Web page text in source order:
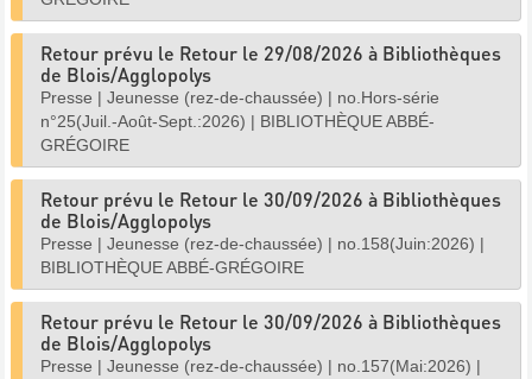
Retour prévu le Retour le 29/08/2026 à Bibliothèques
de Blois/Agglopolys
Presse | Jeunesse (rez-de-chaussée) | no.Hors-série
n°25(Juil.-Août-Sept.:2026) | BIBLIOTHÈQUE ABBÉ-
GRÉGOIRE
Retour prévu le Retour le 30/09/2026 à Bibliothèques
de Blois/Agglopolys
Presse | Jeunesse (rez-de-chaussée) | no.158(Juin:2026) |
BIBLIOTHÈQUE ABBÉ-GRÉGOIRE
Retour prévu le Retour le 30/09/2026 à Bibliothèques
de Blois/Agglopolys
Presse | Jeunesse (rez-de-chaussée) | no.157(Mai:2026) |